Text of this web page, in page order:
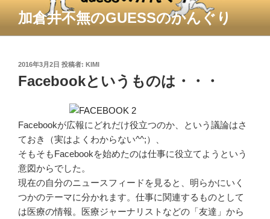
テ
加倉井不無のGUESSのかんぐり
投
稿
日:
2016年3月2日 投稿者: KIMI
Facebookというものは・・・
Facebookが広報にどれだけ役立つのか、という議論はさ
ておき（実はよくわからない^^;）、
そもそもFacebookを始めたのは仕事に役立てようという
意図からでした。
現在の自分のニュースフィードを見ると、明らかにいく
つかのテーマに分かれます。仕事に関連するものとして
は医療の情報。医療ジャーナリストなどの「友達」から